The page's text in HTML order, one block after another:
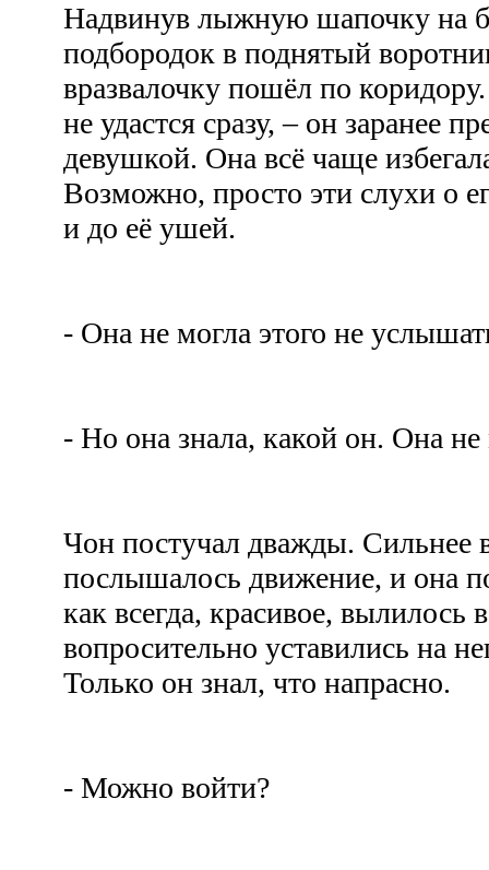
Надвинув лыжную шапочку на
подбородок в поднятый
вразвалочку пошёл по
не удастся сразу, – он заранее
девушкой. Она всё чаще
Возможно, просто эти слухи о
и до её ушей.
- Она не могла этого не
- Но она знала, какой он. Она
Чон постучал дважды. Сильнее
послышалось движение, и она
как всегда, красивое, вылилось
вопросительно уставились на
Только он знал, что напрасно.
- Можно войти?